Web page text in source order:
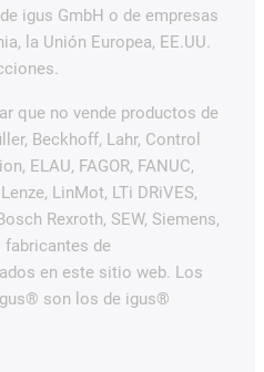
igus GmbH o de empresas
la Unión Europea, EE.UU.
que no vende productos de
Beckhoff, Lahr, Control
ELAU, FAGOR, FANUC,
LinMot, LTi DRiVES,
Rexroth, SEW, Siemens,
de
en este sitio web. Los
son los de igus®